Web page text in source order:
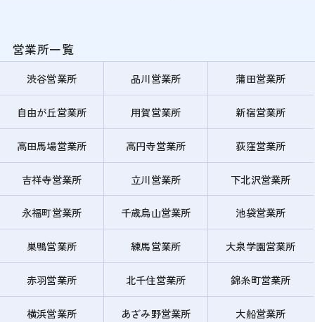
営業所一覧
渋谷営業所 品川営業所 蒲田営業所
自由が丘営業所 用賀営業所 新宿営業所
高田馬場営業所 高円寺営業所 荻窪営業所
吉祥寺営業所 立川営業所 下北沢営業所
永福町営業所 千歳烏山営業所 池袋営業所
巣鴨営業所 練馬営業所 大泉学園営業所
赤羽営業所 北千住営業所 錦糸町営業所
横浜営業所 あざみ野営業所 大船営業所